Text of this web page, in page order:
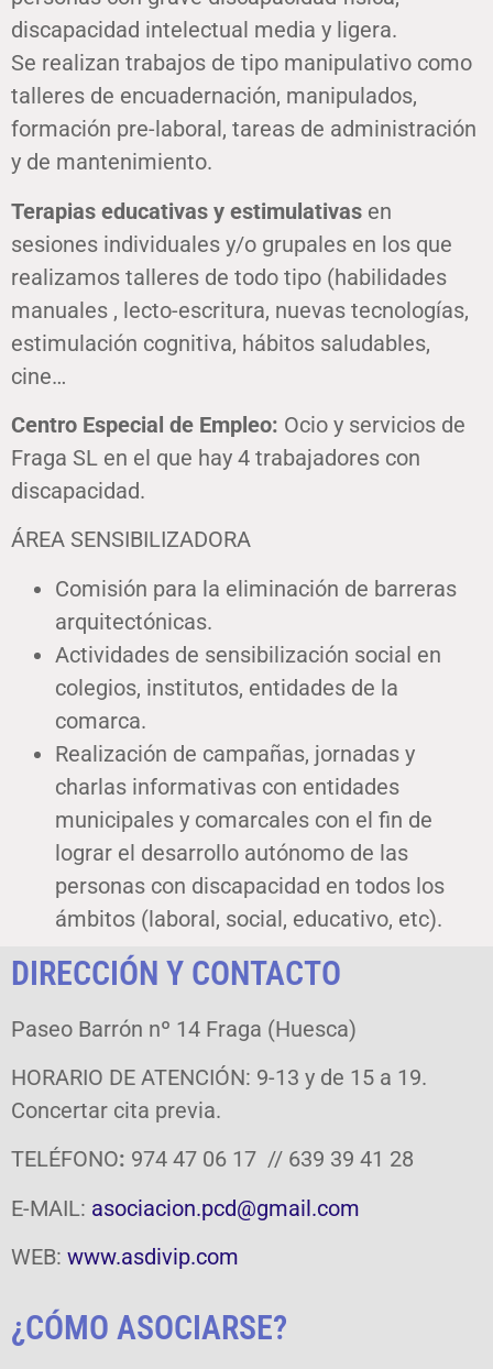
discapacidad intelectual media y ligera.
Se realizan trabajos de tipo manipulativo como
talleres de encuadernación, manipulados,
formación pre-laboral, tareas de administración
y de mantenimiento.
Terapias educativas y estimulativas en
sesiones individuales y/o grupales en los que
realizamos talleres de todo tipo (habilidades
manuales , lecto-escritura, nuevas tecnologías,
estimulación cognitiva, hábitos saludables,
cine…
Centro Especial de Empleo: Ocio y servicios de
Fraga SL en el que hay 4 trabajadores con
discapacidad.
ÁREA SENSIBILIZADORA
Comisión para la eliminación de barreras
arquitectónicas.
Actividades de sensibilización social en
colegios, institutos, entidades de la
comarca.
Realización de campañas, jornadas y
charlas informativas con entidades
municipales y comarcales con el fin de
lograr el desarrollo autónomo de las
personas con discapacidad en todos los
ámbitos (laboral, social, educativo, etc).
DIRECCIÓN Y CONTACTO
Paseo Barrón nº 14 Fraga (Huesca)
HORARIO DE ATENCIÓN: 9-13 y de 15 a 19.
Concertar cita previa.
TELÉFONO: 974 47 06 17 // 639 39 41 28
E-MAIL: asociacion.pcd@gmail.com
WEB: www.asdivip.com
¿CÓMO ASOCIARSE?